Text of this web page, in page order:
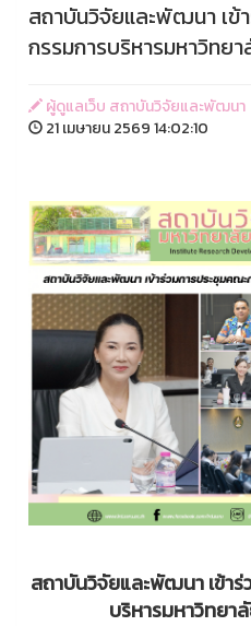
สถาบันวิจัยและพัฒนา เข้
กรรมการบริหารมหาวิทย
ผู้ดูแลเว็บ สถาบันวิจัยและพัฒนา
21 เมษายน 2569 14:02:10
สถาบันวิจัยและพัฒนา เข้า
บริหารมหาวิทยา